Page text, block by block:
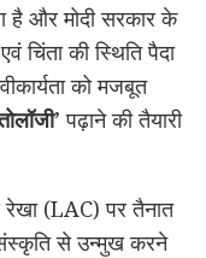
है और मोदी सरकार के
चिंता की स्थिति पैदा
को मजबूत
’ पढ़ाने की तैयारी
रेखा (LAC) पर तैनात
संस्कृति से उन्मुख करने